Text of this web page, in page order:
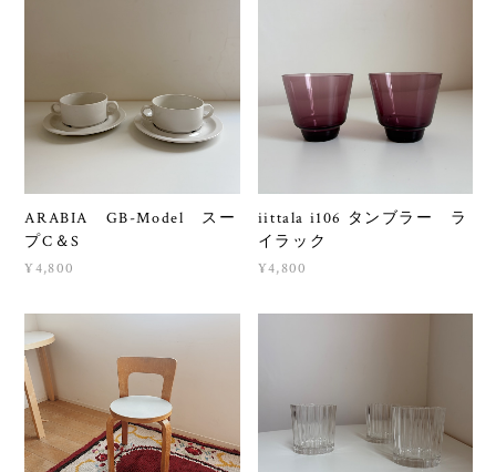
ARABIA GB-Model スー
プC＆S
¥4,800
iittala i106 タンブラー ラ
イラック
¥4,800